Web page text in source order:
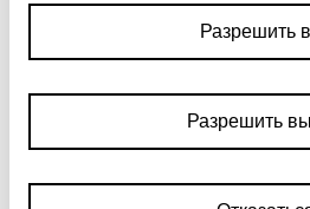
Разрешить
Разрешить